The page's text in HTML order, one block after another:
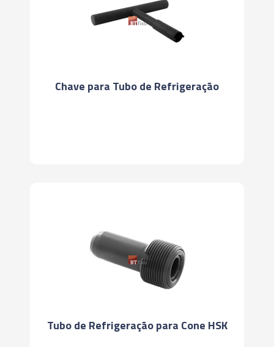
Chave para Tubo de Refrigeração
Tubo de Refrigeração para Cone HSK